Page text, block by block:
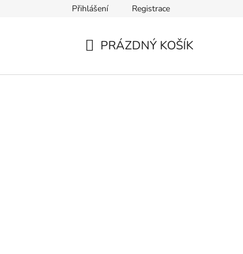
Přihlášení Registrace
PRÁZDNÝ KOŠÍK